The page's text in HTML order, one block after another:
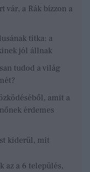
vár, a Rák bízzon a
titka: a
jól állnak
tudod a világ
amit a
érdemes
kiderül, mit
az a 6 település,